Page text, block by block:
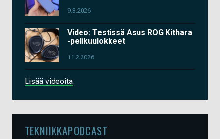
9.3.2026
Video: Testissä Asus ROG Kithara
-pelikuulokkeet
11.2.2026
Lisää videoita
TEKNIIKKAPODCAST